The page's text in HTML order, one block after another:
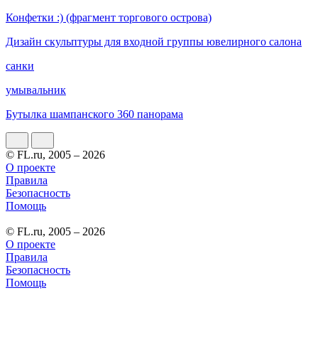
Конфетки :) (фрагмент торгового острова)
Дизайн скульптуры для входной группы ювелирного салона
санки
умывальник
Бутылка шампанского 360 панорама
© FL.ru, 2005 – 2026
О проекте
Правила
Безопасность
Помощь
© FL.ru, 2005 – 2026
О проекте
Правила
Безопасность
Помощь